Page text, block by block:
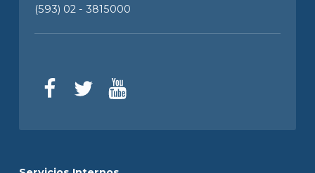
(593) 02 - 3815000